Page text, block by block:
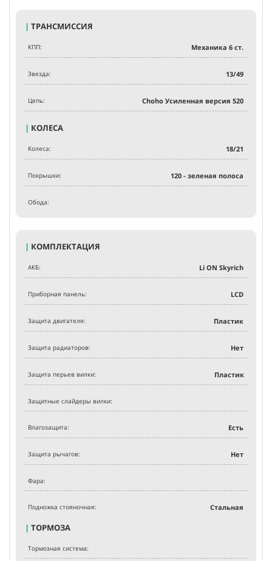
| ТРАНСМИССИЯ
КПП: Механика 6 ст.
Звезда: 13/49
Цепь: Choho Усиленная версия 520
| КОЛЕСА
Колеса: 18/21
Покрышки: 120 - зеленая полоса
Обода:
| КОМПЛЕКТАЦИЯ
АКБ: Li ON Skyrich
Приборная панель: LCD
Защита двигателя: Пластик
Защита радиаторов: Нет
Защита перьев вилки: Пластик
Защитные слайдеры вилки:
Влагозащита: Есть
Защита рычагов: Нет
Фара:
Подножка стояночная: Стальная
| ТОРМОЗА
Тормозная система: